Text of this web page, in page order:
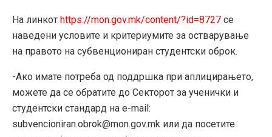
На линкот https://mon.gov.mk/content/?id=8727 се
наведени условите и критериумите за остварување
на правото на субвенциониран студентски оброк.
-Ако имате потреба од поддршка при аплицирањето,
можете да се обратите до Секторот за ученички и
студентски стандард на e-mail:
subvencioniran.obrok@mon.gov.mk или да посетите